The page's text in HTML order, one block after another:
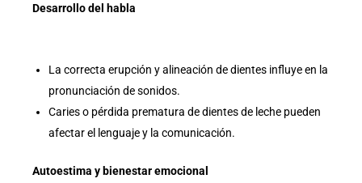
Desarrollo del habla
La correcta erupción y alineación de dientes influye en la
pronunciación de sonidos.
Caries o pérdida prematura de dientes de leche pueden
afectar el lenguaje y la comunicación.
Autoestima y bienestar emocional